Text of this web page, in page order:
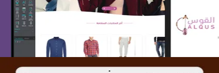
التفاصيل